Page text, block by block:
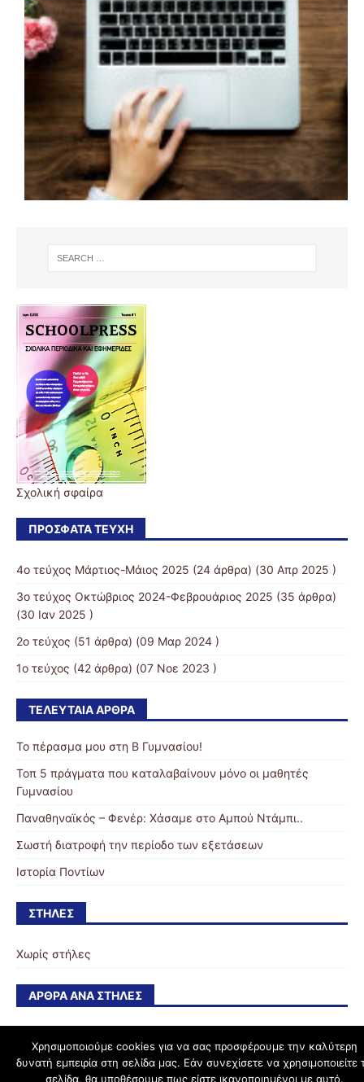
Σχολική σφαίρα
ΠΡΌΣΦΑΤΑ ΤΕΎΧΗ
4o τεύχος Μάρτιος-Μάιος 2025 (24 άρθρα) (30 Απρ 2025 )
3ο τεύχος Οκτώβριος 2024-Φεβρουάριος 2025 (35 άρθρα)
(30 Ιαν 2025 )
2ο τεύχος (51 άρθρα) (09 Μαρ 2024 )
1ο τεύχος (42 άρθρα) (07 Νοε 2023 )
ΤΕΛΕΥΤΑΊΑ ΆΡΘΡΑ
Το πέρασμα μου στη Β Γυμνασίου!
Τοπ 5 πράγματα που καταλαβαίνουν μόνο οι μαθητές
Γυμνασίου
Παναθηναϊκός – Φενέρ: Χάσαμε στο Αμπού Ντάμπι..
Σωστή διατροφή την περίοδο των εξετάσεων
Ιστορία Ποντίων
ΣΤΉΛΕΣ
Χωρίς στήλες
ΆΡΘΡΑ ΑΝΆ ΣΤΉΛΕΣ
schoolpress.sch.gr
Χρησιμοποιούμε cookies για να σας προσφέρουμε την καλύτερη
δυνατή εμπειρία στη σελίδα μας. Εάν συνεχίσετε να χρησιμοποιείτε
σελίδα, θα υποθέσουμε πως είστε ικανοποιημένοι με αυτό.